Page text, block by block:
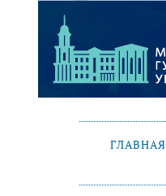
ГЛАВНАЯ